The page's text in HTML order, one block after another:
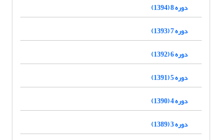
دوره 8 (1394)
دوره 7 (1393)
دوره 6 (1392)
دوره 5 (1391)
دوره 4 (1390)
دوره 3 (1389)